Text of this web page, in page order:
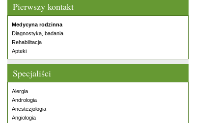
Pierwszy kontakt
Medycyna rodzinna
Diagnostyka, badania
Rehabilitacja
Apteki
Specjaliści
Alergia
Andrologia
Anestezjologia
Angiologia